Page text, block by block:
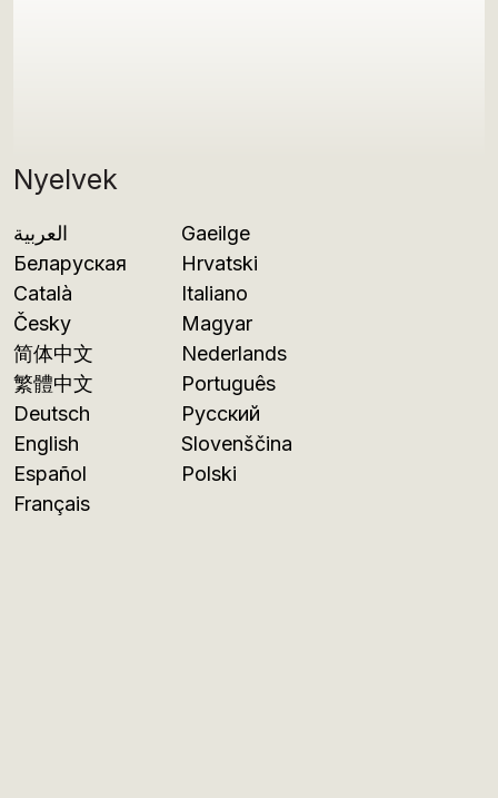
Nyelvek
العربية
Беларуская
Català
Česky
简体中文
繁體中文
Deutsch
English
Español
Français
Gaeilge
Hrvatski
Italiano
Magyar
Nederlands
Português
Русский
Slovenščina
Polski